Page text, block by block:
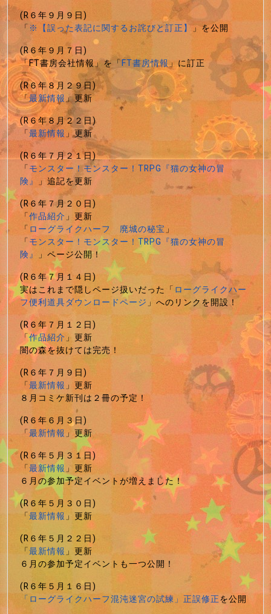
(R６年９月９日)
「※【誤った表記に関するお詫びと訂正】」を公開
(R６年９月７日)
「FT書房会社情報」を「FT書房情報」に訂正
(R６年８月２９日)
「最新情報」更新
(R６年８月２２日)
「最新情報」更新
(R６年７月２１日)
「モンスター！モンスター！TRPG『猫の女神の冒
険』 」追記を更新
(R６年７月２０日)
「作品紹介」更新
「ローグライクハーフ 廃城の秘宝」
「モンスター！モンスター！TRPG『猫の女神の冒
険』 」ページ公開！
(R６年７月１４日)
実はこれまで隠しページ扱いだった「ローグライクハー
フ便利道具ダウンロードページ」へのリンクを開設！
(R６年７月１２日)
「作品紹介」更新
闇の森を抜けては完売！
(R６年７月９日)
「最新情報」更新
８月コミケ新刊は２冊の予定！
(R６年６月３日)
「最新情報」更新
(R６年５月３１日)
「最新情報」更新
６月の参加予定イベントが増えました！
(R６年５月３０日)
「最新情報」更新
(R６年５月２２日)
「最新情報」更新
６月の参加予定イベントも一つ公開！
(R６年５月１６日)
「ローグライクハーフ混沌迷宮の試練」正誤修正を公開